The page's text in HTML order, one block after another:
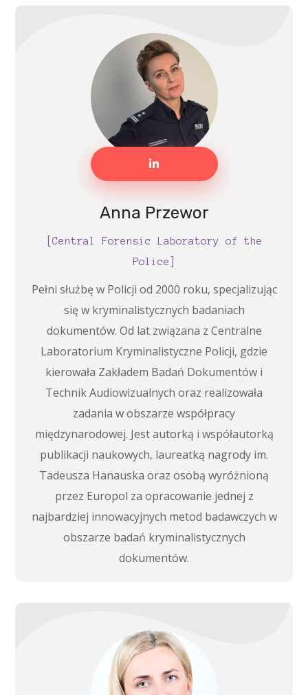
Anna Przewor
[Central Forensic Laboratory of the
Police]
Pełni służbę w Policji od 2000 roku, specjalizując
się w kryminalistycznych badaniach
dokumentów. Od lat związana z Centralne
Laboratorium Kryminalistyczne Policji, gdzie
kierowała Zakładem Badań Dokumentów i
Technik Audiowizualnych oraz realizowała
zadania w obszarze współpracy
międzynarodowej. Jest autorką i współautorką
publikacji naukowych, laureatką nagrody im.
Tadeusza Hanauska oraz osobą wyróżnioną
przez Europol za opracowanie jednej z
najbardziej innowacyjnych metod badawczych w
obszarze badań kryminalistycznych
dokumentów.